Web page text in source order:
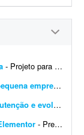
- Projeto para criação de landing page para consultório de psiquiatria. Escopo do projeto: Desenvolvimento completo da landing page. Design moderno, limpo e com foco em convers&...
Criação de loja virtual na Nuvemshop para pequena empresa
Desenvolvedor Full Stack para atuar na manutenção e evolução de uma plataforma SaaS
- Preciso de alguém para finalizar o desenvolvimento de 14 landing pages no Elementor. É um projeto rápido e de baixa complexidade. O cenário atual: As páginas j&...